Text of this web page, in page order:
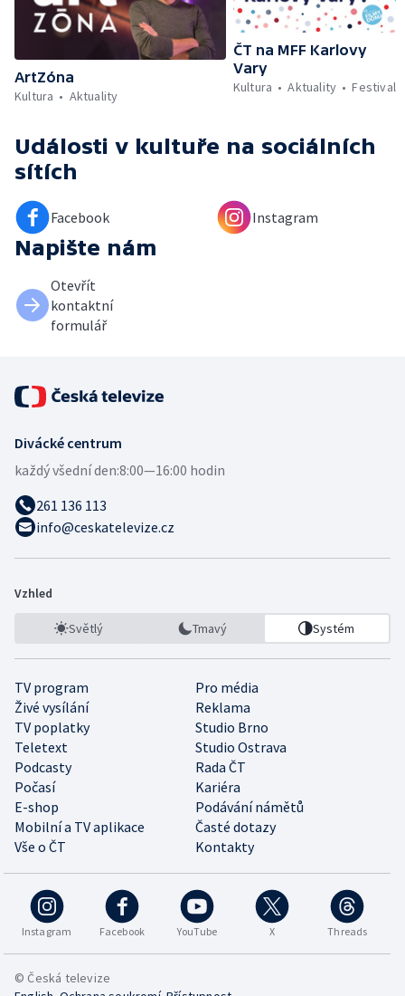
ArtZóna
Kultura
Aktuality
ČT na MFF Karlovy
Vary
Kultura
Aktuality Festival
Události v kultuře na sociálních
sítích
Facebook Instagram
Napište nám
Otevřít
kontaktní
formulář
Divácké centrum
každý všední den:8:00—16:00 hodin
261 136 113
info@ceskatelevize.cz
Vzhled
Světlý Tmavý Systém
TV program
Pro média
Živé vysílání
Reklama
TV poplatky
Studio Brno
Teletext
Studio Ostrava
Podcasty
Rada ČT
Počasí
Kariéra
E-shop
Podávání námětů
Mobilní a TV aplikace
Časté dotazy
Vše o ČT
Kontakty
Instagram Facebook YouTube X Threads
© Česká televize